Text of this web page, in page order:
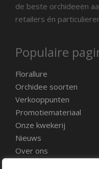
de beste orchideeën
retailers én
Populaire
Florallure
Orchidee soorten
Verkooppunten
Promotiemateriaal
Onze kwekerij
Nieuws
Over ons